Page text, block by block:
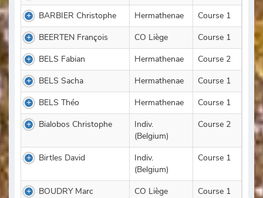
BARBIER Christophe
Hermathenae
Course 1
BEERTEN François
CO Liège
Course 1
BELS Fabian
Hermathenae
Course 2
BELS Sacha
Hermathenae
Course 1
BELS Théo
Hermathenae
Course 1
Bialobos Christophe
Indiv.
(Belgium)
Course 2
Birtles David
Indiv.
(Belgium)
Course 1
BOUDRY Marc CO Liège
Course 1